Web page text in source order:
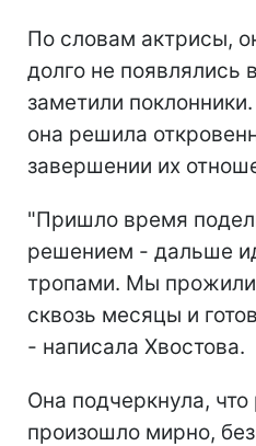
По словам актрисы,
долго не появлялись
заметили
она решила
завершении их
"Пришло время
решением - дальше
тропами. Мы
сквозь месяцы и
- написала Хвостова.
Она подчеркнула, что
произошло мирно,